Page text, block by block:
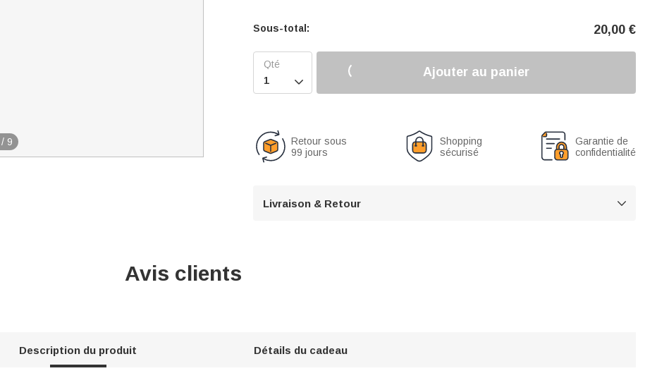
/ 9
Sous-total: 20,00 €

Ajouter au panier
Retour sous
99 jours
Shopping
sécurisé
Garantie de
confidentialité
Livraison & Retour 
Avis clients
Description du produit Détails du cadeau